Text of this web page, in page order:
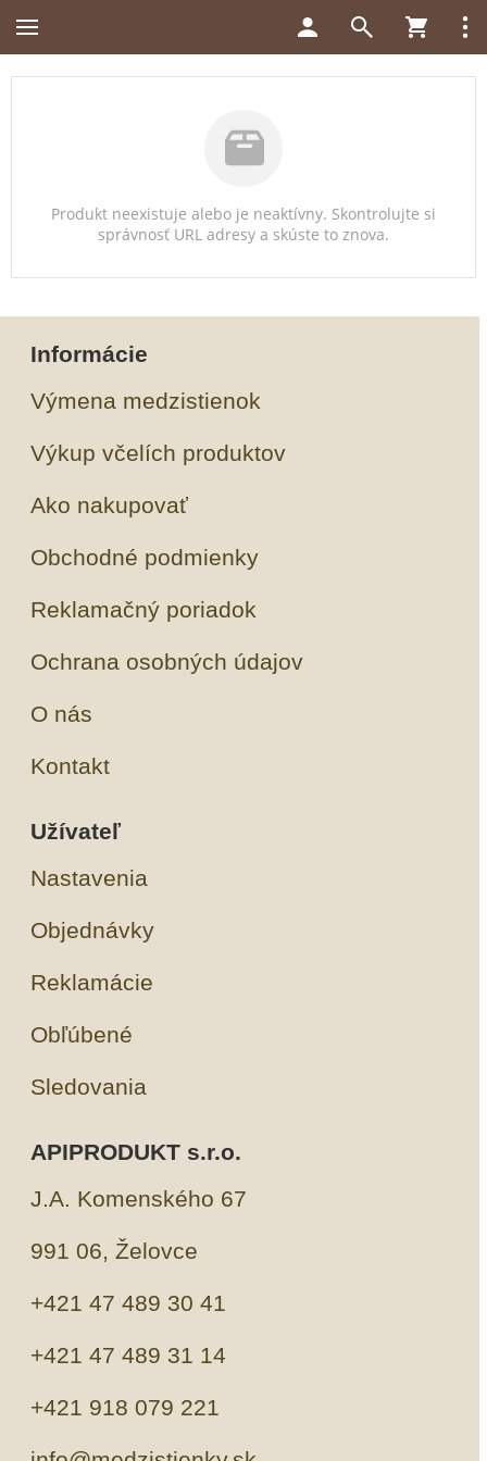
Produkt neexistuje alebo je neaktívny. Skontrolujte si
správnosť URL adresy a skúste to znova.
Informácie
Výmena medzistienok
Výkup včelích produktov
Ako nakupovať
Obchodné podmienky
Reklamačný poriadok
Ochrana osobných údajov
O nás
Kontakt
Užívateľ
Nastavenia
Objednávky
Reklamácie
Obľúbené
Sledovania
APIPRODUKT s.r.o.
J.A. Komenského 67
991 06, Želovce
+421 47 489 30 41
+421 47 489 31 14
+421 918 079 221